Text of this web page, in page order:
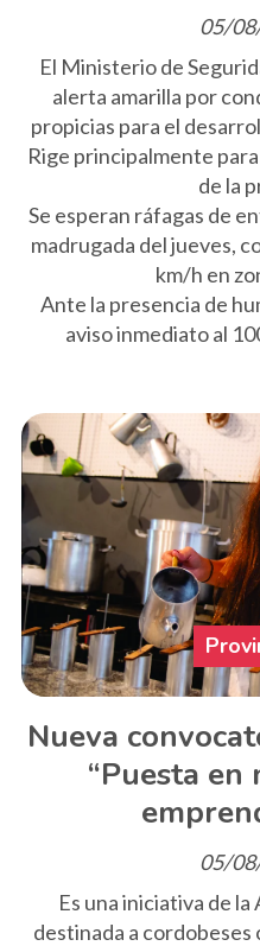
05/
El Ministerio de
alerta amarilla por
propicias para el
Rige principalmente
de la
Se esperan ráfagas de
madrugada del jueves,
km/h en
Ante la presencia de
aviso inmediato al
Nueva
“Puesta en
05/
Es una iniciativa de
destinada a